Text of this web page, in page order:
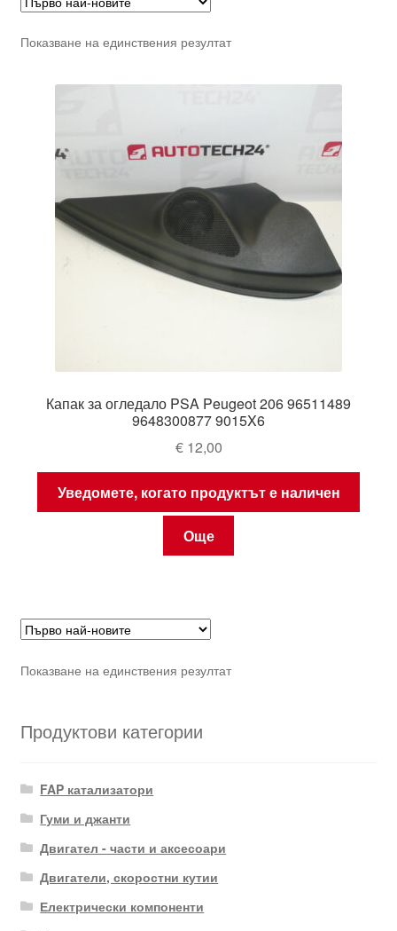
Показване на единствения резултат
Капак за огледало PSA Peugeot 206 96511489
9648300877 9015X6
€12,00
Уведомете, когато продуктът е наличен
Още
Показване на единствения резултат
Продуктови категории
FAP катализатори
Гуми и джанти
Двигател - части и аксесоари
Двигатели, скоростни кутии
Електрически компоненти